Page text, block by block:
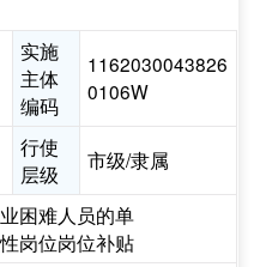
实施
主体
编码
1162030043826
0106W
行使
层级
市级/隶属
困难人员的单
岗位岗位补贴